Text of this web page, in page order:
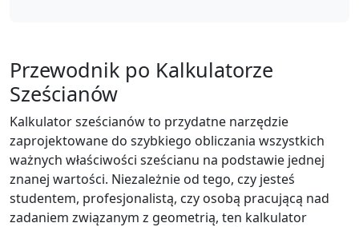
Przewodnik po Kalkulatorze
Sześcianów
Kalkulator sześcianów to przydatne narzędzie
zaprojektowane do szybkiego obliczania wszystkich
ważnych właściwości sześcianu na podstawie jednej
znanej wartości. Niezależnie od tego, czy jesteś
studentem, profesjonalistą, czy osobą pracującą nad
zadaniem związanym z geometrią, ten kalkulator